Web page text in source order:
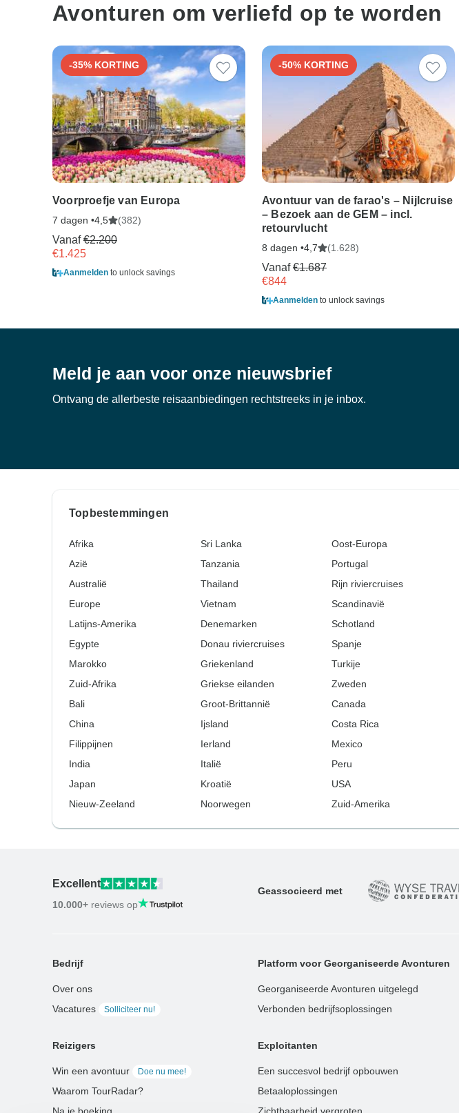
Avonturen om verliefd op te worden
-35% KORTING
Voorproefje van Europa
7 dagen •4,5 (382)
Vanaf€2.200
€1.425
Aanmelden to unlock savings
-50% KORTING
Avontuur van de farao's – Nijlcruise
– Bezoek aan de GEM – incl.
retourvlucht
8 dagen •4,7 (1.628)
Vanaf€1.687
€844
Aanmelden to unlock savings
Meld je aan voor onze nieuwsbrief
Ontvang de allerbeste reisaanbiedingen rechtstreeks in je inbox.
Topbestemmingen
Afrika
Azië
Australië
Europe
Latijns-Amerika
Egypte
Marokko
Zuid-Afrika
Bali
China
Filippijnen
India
Japan
Nieuw-Zeeland
Sri Lanka
Tanzania
Thailand
Vietnam
Denemarken
Donau riviercruises
Griekenland
Griekse eilanden
Groot-Brittannië
Ijsland
Ierland
Italië
Kroatië
Noorwegen
Oost-Europa
Portugal
Rijn riviercruises
Scandinavië
Schotland
Spanje
Turkije
Zweden
Canada
Costa Rica
Mexico
Peru
USA
Zuid-Amerika
Excellent
10.000+ reviews op
Geassocieerd met
Bedrijf
Over ons
Vacatures
Solliciteer nu!
Reizigers
Win een avontuur Doe nu mee!
Waarom TourRadar?
Na je boeking
Platform voor Georganiseerde Avonturen
Georganiseerde Avonturen uitgelegd
Verbonden bedrijfsoplossingen
Exploitanten
Een succesvol bedrijf opbouwen
Betaaloplossingen
Zichtbaarheid vergroten